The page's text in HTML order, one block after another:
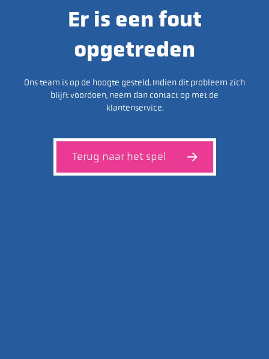
Er is een fout
opgetreden
Ons team is op de hoogte gesteld. Indien dit probleem zich
blijft voordoen, neem dan contact op met de
klantenservice.
Terug naar het spel